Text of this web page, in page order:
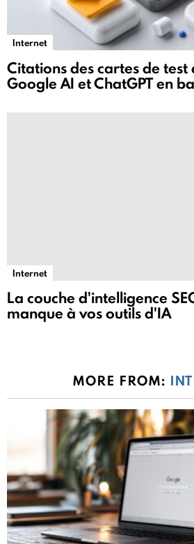
Internet
Citations des cartes de test
Google AI et ChatGPT en
Internet
La couche d'intelligence
manque à vos outils d'IA
MORE FROM: